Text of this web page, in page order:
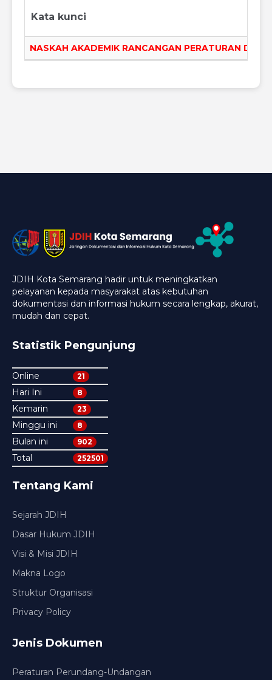
Kata kunci
NASKAH AKADEMIK RANCANGAN PERATURAN
JDIH Kota Semarang hadir untuk meningkatkan
pelayanan kepada masyarakat atas kebutuhan
dokumentasi dan informasi hukum secara lengkap, akurat,
mudah dan cepat.
Statistik Pengunjung
Online 21
Hari Ini 8
Kemarin 23
Minggu ini 8
Bulan ini 902
Total 252501
Tentang Kami
Sejarah JDIH
Dasar Hukum JDIH
Visi & Misi JDIH
Makna Logo
Struktur Organisasi
Privacy Policy
Jenis Dokumen
Peraturan Perundang-Undangan